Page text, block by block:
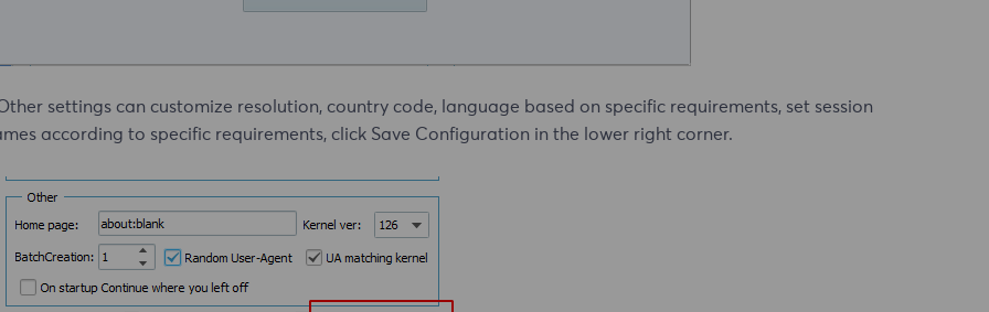
settings can customize resolution, country code, language based on specific requirements, set session
according to specific requirements, click Save Configuration in the lower right corner.